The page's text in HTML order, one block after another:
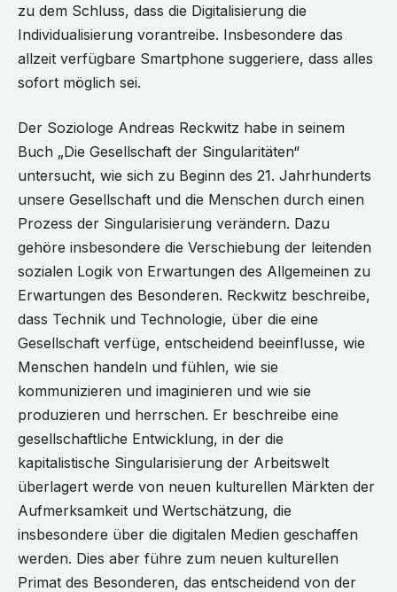
zu dem Schluss, dass die Digitalisierung die
Individualisierung vorantreibe. Insbesondere das
allzeit verfügbare Smartphone suggeriere, dass alles
sofort möglich sei.
Der Soziologe Andreas Reckwitz habe in seinem
Buch „Die Gesellschaft der Singularitäten“
untersucht, wie sich zu Beginn des 21. Jahrhunderts
unsere Gesellschaft und die Menschen durch einen
Prozess der Singularisierung verändern. Dazu
gehöre insbesondere die Verschiebung der leitenden
sozialen Logik von Erwartungen des Allgemeinen zu
Erwartungen des Besonderen. Reckwitz beschreibe,
dass Technik und Technologie, über die eine
Gesellschaft verfüge, entscheidend beeinflusse, wie
Menschen handeln und fühlen, wie sie
kommunizieren und imaginieren und wie sie
produzieren und herrschen. Er beschreibe eine
gesellschaftliche Entwicklung, in der die
kapitalistische Singularisierung der Arbeitswelt
überlagert werde von neuen kulturellen Märkten der
Aufmerksamkeit und Wertschätzung, die
insbesondere über die digitalen Medien geschaffen
werden. Dies aber führe zum neuen kulturellen
Primat des Besonderen, das entscheidend von der